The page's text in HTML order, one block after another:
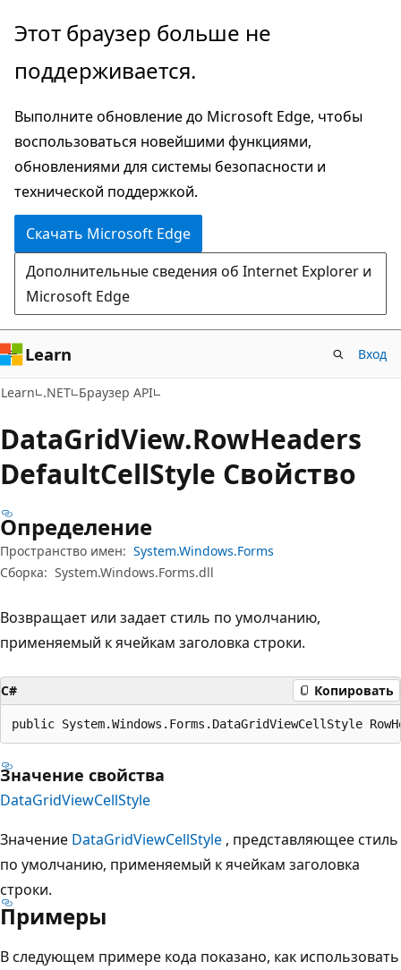
Пропустить
перейти
основному
содержимому
Переход
навигации
странице
Этот браузер больше не
поддерживается.
Выполните обновление до Microsoft Edge, чтобы
воспользоваться новейшими функциями,
обновлениями для системы безопасности и
технической поддержкой.
Скачать Microsoft Edge
Дополнительные сведения об Internet Explorer и
Microsoft Edge
Learn Вход
Learn .NET Браузер API
DataGridView.RowHeaders
DefaultCellStyle Свойство
Определение
Пространство имен: System.Windows.Forms
Сборка: System.Windows.Forms.dll
Возвращает или задает стиль по умолчанию,
применяемый к ячейкам заголовка строки.
C# Копировать
public System.Windows.Forms.DataGridViewCellStyle
Значение свойства
DataGridViewCellStyle
Значение DataGridViewCellStyle , представляющее стиль
по умолчанию, применяемый к ячейкам заголовка
строки.
Примеры
В следующем примере кода показано, как использовать